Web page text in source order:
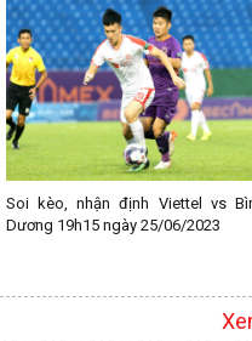
- Lịch thi đấu V - League
- Lịch thi đấu Cup C1
Soi kèo, nhận định Viettel vs
Dương 19h15 ngày 25/06/2023